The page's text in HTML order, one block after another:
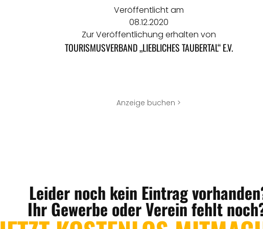
Veröffentlicht am
08.12.2020
Zur Veröffentlichung erhalten von
TOURISMUSVERBAND „LIEBLICHES TAUBERTAL“ E.V.
Anzeige buchen >
Leider noch kein Eintrag
Ihr Gewerbe oder Verein fehlt